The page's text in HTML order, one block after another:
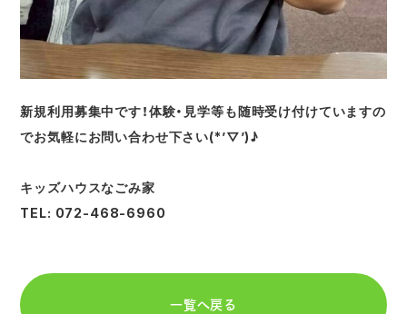
新規利用募集中です！体験・見学等も随時受け付けていますの
でお気軽にお問い合わせ下さい(*’▽’)♪
キッズハウスなごみ家
TEL: 072-468-6960
一覧へ戻る